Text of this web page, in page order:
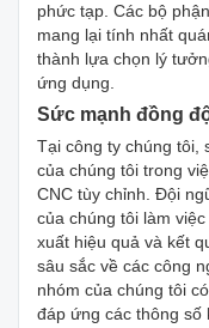
phức tạp. Các bộ
mang lại tính nhất
thành lựa chọn lý
ứng dụng.
Sức mạnh đồng
Tại công ty chúng tôi,
của chúng tôi trong
CNC tùy chỉnh. Đội
của chúng tôi làm
xuất hiệu quả và kết
sâu sắc về các công
nhóm của chúng tôi
đáp ứng các thông số